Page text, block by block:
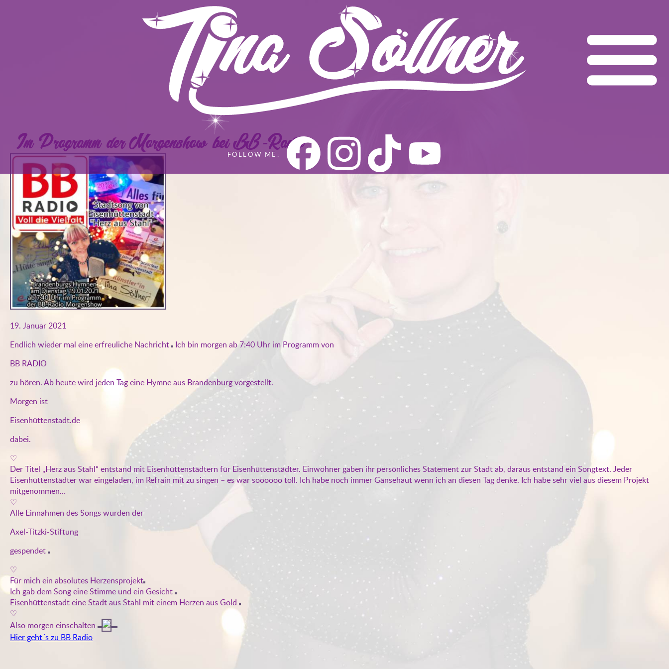
Im Programm der Morgenshow bei BB-Radio
19. Januar 2021
Endlich wieder mal eine erfreuliche Nachricht Ich bin morgen ab 7:40 Uhr im Programm von
BB RADIO
zu hören. Ab heute wird jeden Tag eine Hymne aus Brandenburg vorgestellt.
Morgen ist
Eisenhüttenstadt.de
dabei.
♡
Der Titel „Herz aus Stahl“ entstand mit Eisenhüttenstädtern für Eisenhüttenstädter. Einwohner gaben ihr persönliches Statement zur Stadt ab, daraus entstand ein Songtext. Jeder
Eisenhüttenstädter war eingeladen, im Refrain mit zu singen – es war soooooo toll. Ich habe noch immer Gänsehaut wenn ich an diesen Tag denke. Ich habe sehr viel aus diesem Projekt
mitgenommen…
♡
Alle Einnahmen des Songs wurden der
Axel-Titzki-Stiftung
gespendet
♡
Für mich ein absolutes Herzensprojekt
Ich gab dem Song eine Stimme und ein Gesicht
Eisenhüttenstadt eine Stadt aus Stahl mit einem Herzen aus Gold
♡
Also morgen einschalten
Hier geht´s zu BB Radio